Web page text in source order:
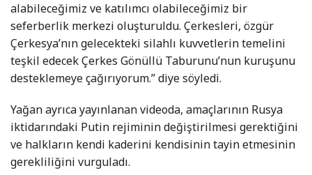
alabileceğimiz ve katılımcı olabileceğimiz bir
seferberlik merkezi oluşturuldu. Çerkesleri, özgür
Çerkesya’nın gelecekteki silahlı kuvvetlerin temelini
teşkil edecek Çerkes Gönüllü Taburunu’nun kuruşunu
desteklemeye çağırıyorum.” diye söyledi.
Yağan ayrıca yayınlanan videoda, amaçlarının Rusya
iktidarındaki Putin rejiminin değiştirilmesi gerektiğini
ve halkların kendi kaderini kendisinin tayin etmesinin
gerekliliğini vurguladı.